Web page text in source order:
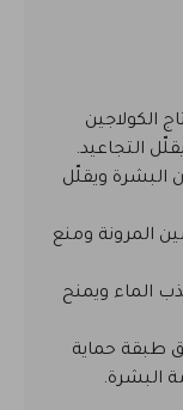
الكولاجين
التجاعيد.
البشرة ويقلّل
المرونة ومنع
الماء ويمنح
طبقة حماية
البشرة.